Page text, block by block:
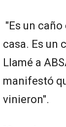
"Es un
casa. Es un
Llamé a
manifestó
vinieron".